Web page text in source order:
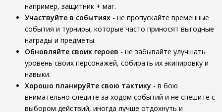
например, защитник + маг.
Участвуйте в событиях - не пропускайте временные
события и турниры, которые часто приносят выгодные
награды и предметы.
Обновляйте своих героев - не забывайте улучшать
уровень своих персонажей, собирать их экипировку и
навыки.
Хорошо планируйте свою тактику - в бою
внимательно следите за ходом событий и не спешите с
выбором действий, иногда лучше отдохнуть и